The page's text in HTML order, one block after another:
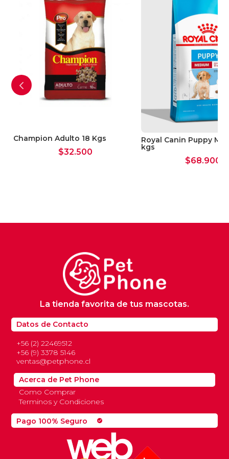
Champion Adulto 18 Kgs
$32.500
Royal Canin Puppy
kgs
$68.900
Pago 100% Seguro check_circle
Datos de Contacto
+56 (2) 22469512
+56 (9) 3378 5146
ventas@petphone.cl
La tienda favorita de tus mascotas.
Acerca de Pet Phone
Como Comprar
Terminos y Condiciones